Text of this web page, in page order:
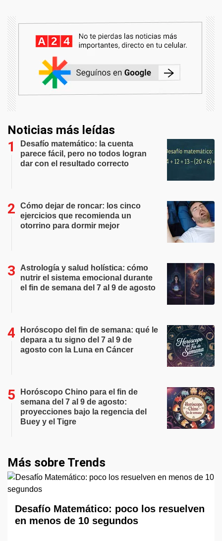
Noticias más leídas
Desafío matemático: la cuenta
parece fácil, pero no todos logran
dar con el resultado correcto
Cómo dejar de roncar: los cinco
ejercicios que recomienda un
otorrino para dormir mejor
Astrología y salud holística: cómo
nutrir el sistema emocional durante
el fin de semana del 7 al 9 de agosto
Horóscopo del fin de semana: qué le
depara a tu signo del 7 al 9 de
agosto con la Luna en Cáncer
Horóscopo Chino para el fin de
semana del 7 al 9 de agosto:
proyecciones bajo la regencia del
Buey y el Tigre
Más sobre Trends
Desafío Matemático: poco los resuelven
en menos de 10 segundos